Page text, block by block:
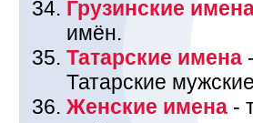
Грузинские
имён.
Татарские имена
Татарские
Женские имена -